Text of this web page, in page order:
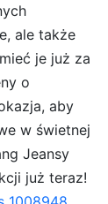
ale także
je już za
o
aby
w świetnej
Jeansy
już teraz!